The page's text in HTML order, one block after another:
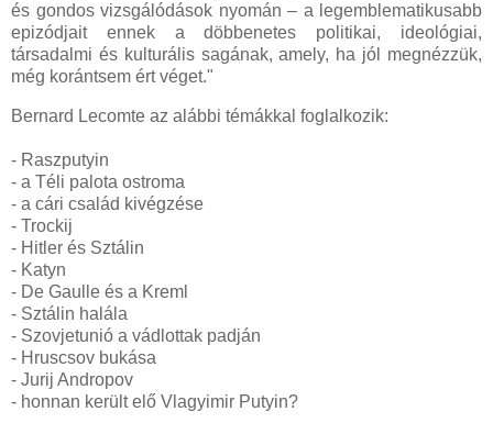
és gondos vizsgálódások nyomán – a legemblematikusabb
epizódjait ennek a döbbenetes politikai, ideológiai,
társadalmi és kulturális sagának, amely, ha jól megnézzük,
még korántsem ért véget."
Bernard Lecomte az alábbi témákkal foglalkozik:
- Raszputyin
- a Téli palota ostroma
- a cári család kivégzése
- Trockij
- Hitler és Sztálin
- Katyn
- De Gaulle és a Kreml
- Sztálin halála
- Szovjetunió a vádlottak padján
- Hruscsov bukása
- Jurij Andropov
- honnan került elő Vlagyimir Putyin?